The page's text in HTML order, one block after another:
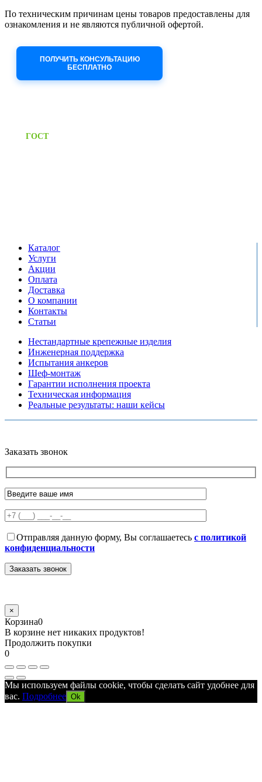
По техническим причинам цены товаров предоставлены для
ознакомления и не являются публичной офертой.
ПОЛУЧИТЬ КОНСУЛЬТАЦИЮ
БЕСПЛАТНО
ГОСТПредоставляем паспорт
Каталог
Услуги
Акции
Оплата
Доставка
О компании
Контакты
Статьи
Нестандартные крепежные изделия
Инженерная поддержка
Испытания анкеров
Шеф-монтаж
Гарантии исполнения проекта
Техническая информация
Реальные результаты: наши кейсы
Заказать звонок
Отправляя данную форму, Вы соглашаетесь с политикой
конфиденциальности
×
Корзина0
В корзине нет никаких продуктов!
Продолжить покупки
0
Мы используем файлы cookie, чтобы сделать сайт удобнее для
вас. Подробнее Ok